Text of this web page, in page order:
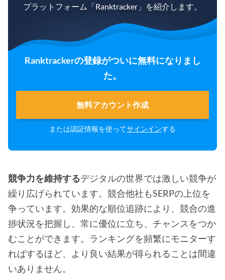
プラットフォーム「Ranktracker」を紹介します。
Ranktrackerの登録がついに無料になりまし
た。
無料アカウント作成
または認証情報を使ってサインインする
競争力を維持するデジタルの世界では激しい競争が
繰り広げられています。競合他社もSERPの上位を
争っています。効果的な順位追跡により、競合の進
捗状況を把握し、常に優位に立ち、チャンスをつか
むことができます。ランキングを頻繁にモニターす
ればするほど、より良い結果が得られることは間違
いありません。